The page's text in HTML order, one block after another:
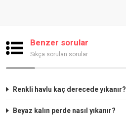
Benzer sorular
Sıkça sorulan sorular
Renkli havlu kaç derecede yıkanır?
Beyaz kalın perde nasıl yıkanır?